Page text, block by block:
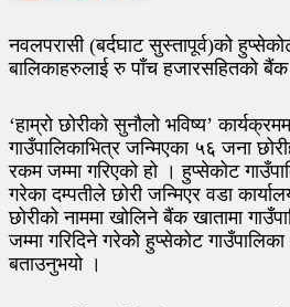
नवलपरासी (बर्दघाट सुस्तापूर्व)को
बालिकाहरुलाई रु पाँच हजारसहितको
‘हाम्रो छोरीको सुनौलो भविष्य’
गाउँपालिकाभित्र जन्मिएका ५६ जना
रकम जम्मा गरिएको हो । हुप्सेकोट
गरेका दम्पतीले छोरी जन्मिएर वडा
छोरीको नाममा खोलिने बैंक खातामा
जम्मा गरिदिने गरेकोे हुप्सेकोट गाउँपालिका
बताउनुभयो ।